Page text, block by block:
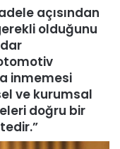
açısından
olduğunu
inmemesi
ve kurumsal
doğru bir